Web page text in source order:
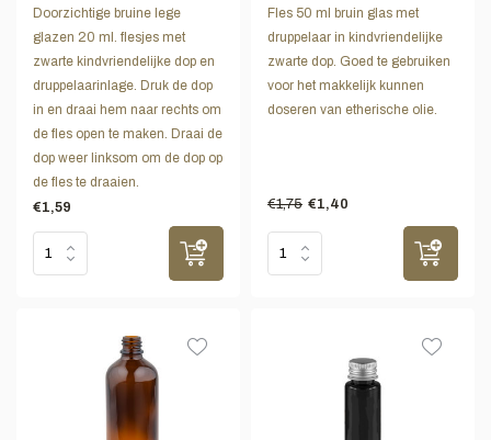
Doorzichtige bruine lege
glazen 20 ml. flesjes met
zwarte kindvriendelijke dop en
druppelaarinlage. Druk de dop
in en draai hem naar rechts om
de fles open te maken. Draai de
dop weer linksom om de dop op
de fles te draaien.
€1,59
Fles 50 ml bruin glas met
druppelaar in kindvriendelijke
zwarte dop. Goed te gebruiken
voor het makkelijk kunnen
doseren van etherische olie.
€1,75 €1,40